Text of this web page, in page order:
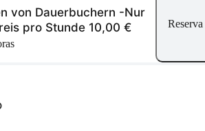
von Dauerbuchern -Nur
pro Stunde 10,00 €